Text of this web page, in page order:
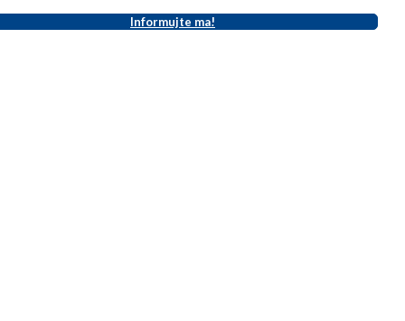
Informujte ma!